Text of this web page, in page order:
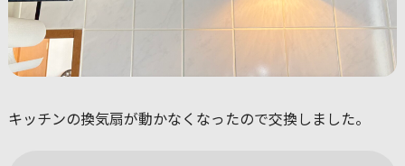
キッチンの換気扇が動かなくなったので交換しました。